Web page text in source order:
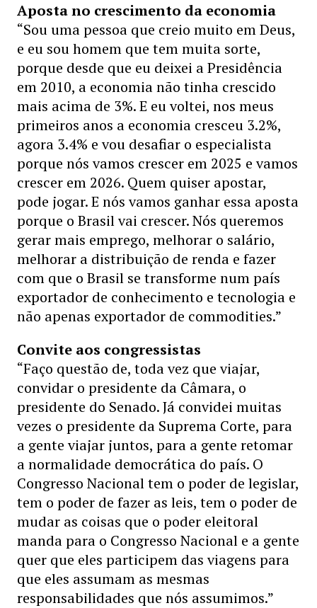
Aposta no crescimento da economia
“Sou uma pessoa que creio muito em Deus,
e eu sou homem que tem muita sorte,
porque desde que eu deixei a Presidência
em 2010, a economia não tinha crescido
mais acima de 3%. E eu voltei, nos meus
primeiros anos a economia cresceu 3.2%,
agora 3.4% e vou desafiar o especialista
porque nós vamos crescer em 2025 e vamos
crescer em 2026. Quem quiser apostar,
pode jogar. E nós vamos ganhar essa aposta
porque o Brasil vai crescer. Nós queremos
gerar mais emprego, melhorar o salário,
melhorar a distribuição de renda e fazer
com que o Brasil se transforme num país
exportador de conhecimento e tecnologia e
não apenas exportador de commodities.”
Convite aos congressistas
“Faço questão de, toda vez que viajar,
convidar o presidente da Câmara, o
presidente do Senado. Já convidei muitas
vezes o presidente da Suprema Corte, para
a gente viajar juntos, para a gente retomar
a normalidade democrática do país. O
Congresso Nacional tem o poder de legislar,
tem o poder de fazer as leis, tem o poder de
mudar as coisas que o poder eleitoral
manda para o Congresso Nacional e a gente
quer que eles participem das viagens para
que eles assumam as mesmas
responsabilidades que nós assumimos.”